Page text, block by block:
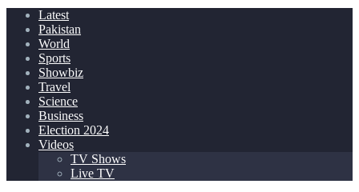
Latest
Pakistan
World
Sports
Showbiz
Travel
Science
Business
Election 2024
Videos
TV Shows
Live TV